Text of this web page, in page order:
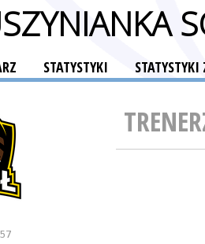
STATYSTYKI